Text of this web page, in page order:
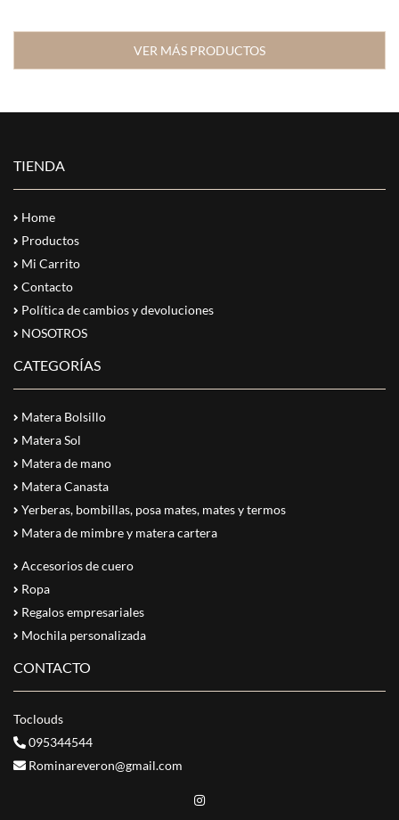
VER MÁS PRODUCTOS
TIENDA
Home
Productos
Mi Carrito
Contacto
Política de cambios y devoluciones
NOSOTROS
CATEGORÍAS
Matera Bolsillo
Matera Sol
Matera de mano
Matera Canasta
Yerberas, bombillas, posa mates, mates y termos
Matera de mimbre y matera cartera
Accesorios de cuero
Ropa
Regalos empresariales
Mochila personalizada
CONTACTO
Toclouds
095344544
Rominareveron@gmail.com